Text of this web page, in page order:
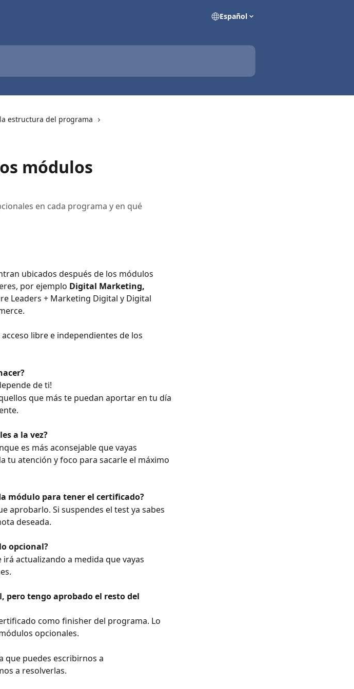
Español
estructura del programa
módulos
en cada programa y en qué
ubicados después de los módulos
por ejemplo Digital Marketing,
Leaders + Marketing Digital y Digital
libre e independientes de los
de ti!
que más te puedan aportar en tu día
a la vez?
es más aconsejable que vayas
tu atención y foco para sacarle el máximo
módulo para tener el certificado?
aprobarlo. Si suspendes el test ya sabes
deseada.
opcional?
actualizando a medida que vayas
pero tengo aprobado el resto del
como finisher del programa. Lo
opcionales.
que puedes escribirnos a
a resolverlas.